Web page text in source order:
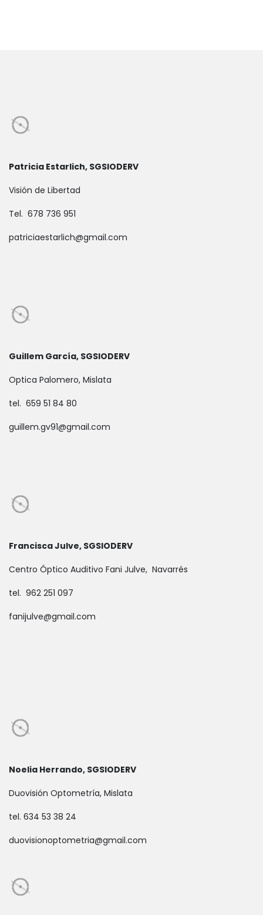
Patricia Estarlich, SGSIODERV
Visión de Libertad
Tel. 678 736 951
patriciaestarlich@gmail.com
Guillem García, SGSIODERV
Optica Palomero, Mislata
tel. 659 51 84 80
guillem.gv91@gmail.com
Francisca Julve, SGSIODERV
Centro Óptico Auditivo Fani Julve, Navarrés
tel. 962 251 097
fanijulve@gmail.com
Noelia Herrando, SGSIODERV
Duovisión Optometría, Mislata
tel. 634 53 38 24
duovisionoptometria@gmail.com